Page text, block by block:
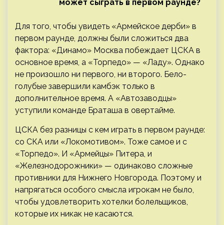
может сыграть в первом раунде?
Для того, чтобы увидеть «Армейское дерби» в
первом раунде, должны были сложиться два
фактора: «Динамо» Москва побеждает ЦСКА в
основное время, а «Торпедо» — «Ладу». Однако
не произошло ни первого, ни второго. Бело-
голубые завершили камбэк только в
дополнительное время. А «Автозаводцы»
уступили команде Браташа в овертайме.
ЦСКА без разницы с кем играть в первом раунде:
со СКА или «Локомотивом». Тоже самое и с
«Торпедо». И «Армейцы» Питера, и
«Железнодорожники» — одинаково сложные
противники для Нижнего Новгорода. Поэтому и
напрягаться особого смысла игрокам не было,
чтобы удовлетворить хотелки болельщиков,
которые их никак не касаются.